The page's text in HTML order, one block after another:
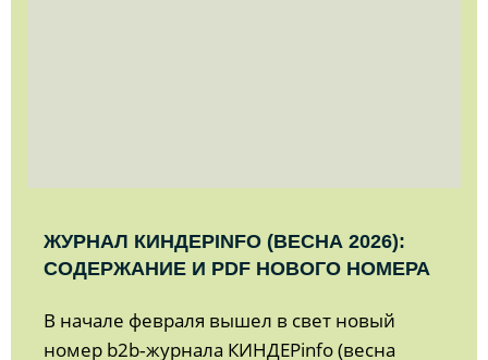
ЖУРНАЛ КИНДЕРINFO (ВЕСНА 2026):
СОДЕРЖАНИЕ И PDF НОВОГО НОМЕРА
В начале февраля вышел в свет новый
номер b2b‑журнала КИНДЕРinfo (весна